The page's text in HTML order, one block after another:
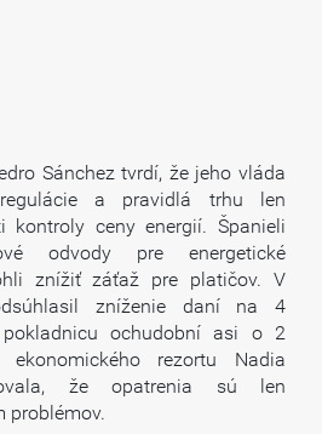
Sánchez tvrdí, že jeho vláda
a pravidlá trhu len
kontroly ceny energií. Španieli
odvody pre energetické
znížiť záťaž pre platičov. V
zníženie daní na 4
ochudobní asi o 2
rezortu Nadia
že opatrenia sú len
problémov.